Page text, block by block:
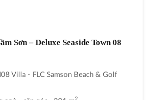
Sơn – Deluxe Seaside Town 08
Villa - FLC Samson Beach & Golf